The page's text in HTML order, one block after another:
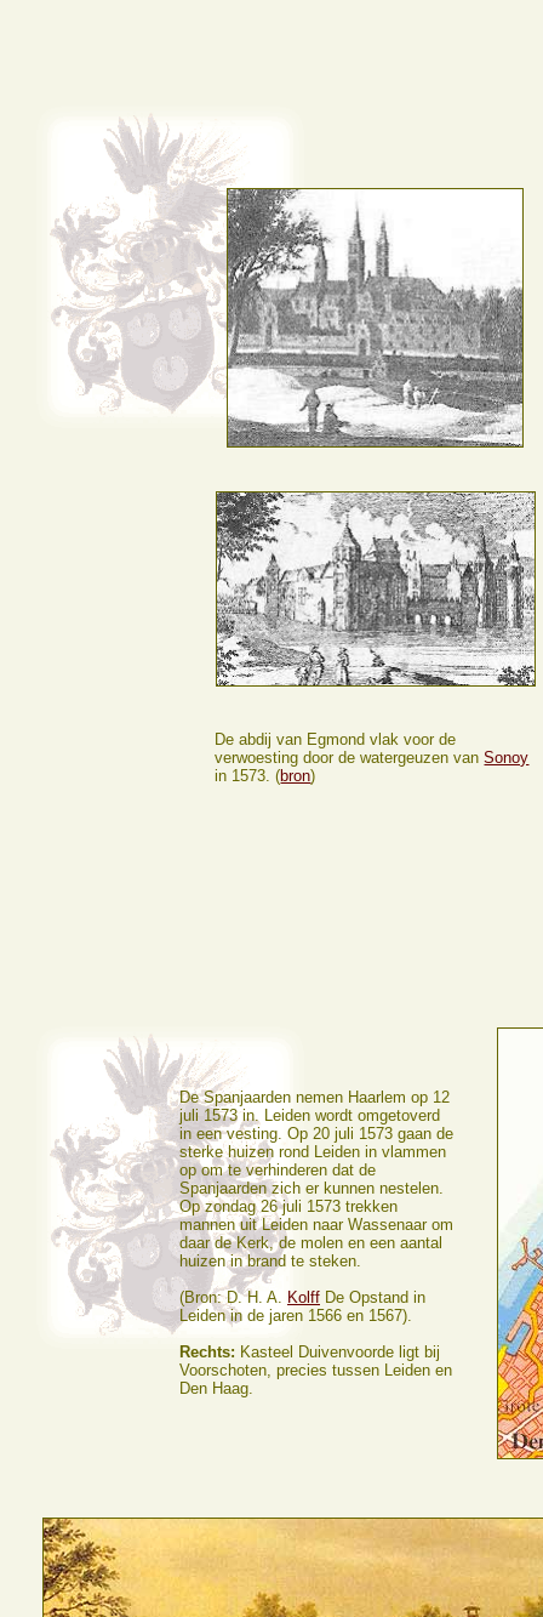
De abdij van Egmond vlak voor de
verwoesting door de watergeuzen vanSonoy
in 1573. (bron)
De Spanjaarden nemen Haarlem op 12
juli 1573 in. Leiden wordt omgetoverd
in een vesting. Op 20 juli 1573 gaan de
sterke huizen rond Leiden in vlammen
op om te verhinderen dat de
Spanjaarden zich er kunnen nestelen.
Op zondag 26 juli 1573 trekken
mannen uit Leiden naar Wassenaar om
daar de Kerk, de molen en een aantal
huizen in brand te steken.
(Bron: D. H. A. Kolff De Opstand in
Leiden in de jaren 1566 en 1567).
Rechts: Kasteel Duivenvoorde ligt bij
Voorschoten, precies tussen Leiden en
Den Haag.